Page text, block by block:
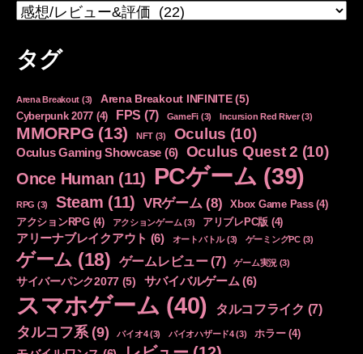
カ
テ
リ
タグ
Arena Breakout (3) Arena Breakout INFINITE(5)
Cyberpunk 2077 (4) FPS (7) GameFi (3) Incursion Red River(3)
MMORPG (13) NFT(3) Oculus (10)
Oculus Gaming Showcase (6) Oculus Quest 2 (10)
Once Human (11) PCゲーム (39)
RPG (3) Steam (11) VRゲーム(8) Xbox Game Pass(4)
アクションRPG(4) アクションゲーム (3) アリブレPC版 (4)
アリーナブレイクアウト (6) オートバトル(3) ゲーミングPC(3)
ゲーム (18) ゲームレビュー(7) ゲーム実況 (3)
サイバーパンク2077 (5) サバイバルゲーム (6)
スマホゲーム (40) タルコフライク (7)
タルコフ系(9) バイオ4(3) バイオハザード4(3) ホラー(4)